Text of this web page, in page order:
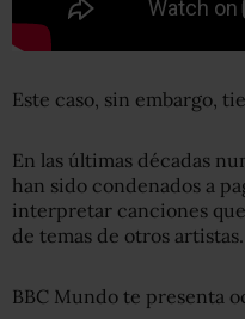
Este caso, sin embargo,
En las últimas décadas
han sido condenados a
interpretar canciones
de temas de otros artistas.
BBC Mundo te presenta